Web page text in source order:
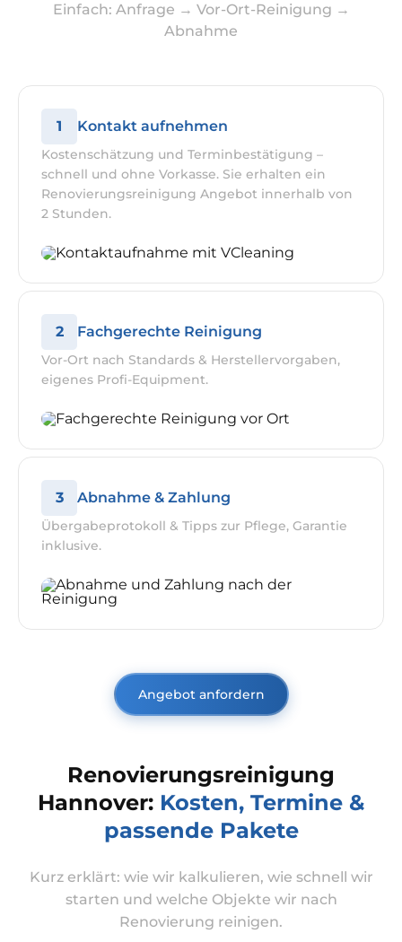
Einfach: Anfrage → Vor-Ort-Reinigung →
Abnahme
1 Kontakt aufnehmen
Kostenschätzung und Terminbestätigung –
schnell und ohne Vorkasse. Sie erhalten ein
Renovierungsreinigung Angebot innerhalb von
2 Stunden.
2 Fachgerechte Reinigung
Vor-Ort nach Standards & Herstellervorgaben,
eigenes Profi-Equipment.
3 Abnahme & Zahlung
Übergabeprotokoll & Tipps zur Pflege, Garantie
inklusive.
Angebot anfordern
Renovierungsreinigung
Hannover: Kosten, Termine &
passende Pakete
Kurz erklärt: wie wir kalkulieren, wie schnell wir
starten und welche Objekte wir nach
Renovierung reinigen.